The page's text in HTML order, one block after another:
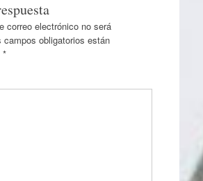
correo electrónico no será
campos obligatorios están
*